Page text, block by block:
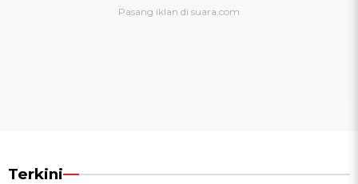
Terkini